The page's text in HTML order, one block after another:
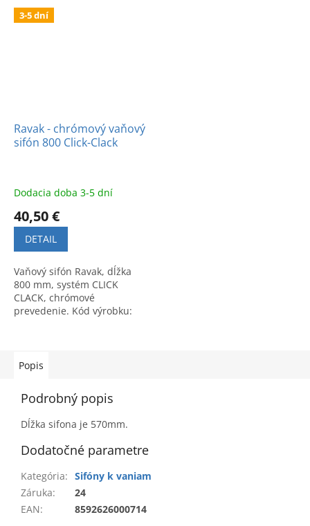
3-5 dní
Ravak - chrómový vaňový
sifón 800 Click-Clack
Dodacia doba 3-5 dní
40,50 €
DETAIL
Vaňový sifón Ravak, dĺžka
800 mm, systém CLICK
CLACK, chrómové
prevedenie. Kód výrobku:
Popis
Podrobný popis
Dĺžka sifona je 570mm.
Dodatočné parametre
Kategória: Sifóny k vaniam
Záruka:
24
EAN: 8592626000714